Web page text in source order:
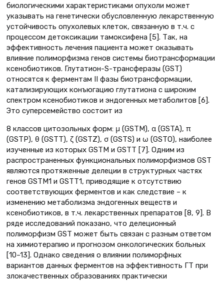
биологическими характеристиками опухоли может
указывать на генетически обусловленную лекарственную
устойчивость опухолевых клеток, связанную в т.ч. с
процессом детоксикации тамоксифена [5]. Так, на
эффективность лечения пациента может оказывать
влияние полиморфизма генов системы биотрансформации
ксенобиотиков. Глутатион-S-трансферазы (GST)
относятся к ферментам II фазы биотрансформации,
катализирующих конъюгацию глутатиона с широким
спектром ксенобиотиков и эндогенных метаболитов [6].
Это суперсемейство состоит из
8 классов цитозольных форм: μ (GSTM), α (GSTA), π
(GSTP), θ (GSTT), ζ (GSTZ), σ (GSTS) и ω (GSTO), наиболее
изученные из которых GSTM и GSTT [7]. Одним из
распространенных функциональных полиморфизмов GST
являются протяженные делеции в структурных частях
генов GSTM1 и GSTT1, приводящие к отсутствию
соответствующих ферментов и как следствие – к
изменению метаболизма эндогенных веществ и
ксенобиотиков, в т.ч. лекарственных препаратов [8, 9]. В
ряде исследований показано, что делеционный
полиморфизм GST может быть связан с разным ответом
на химиотерапию и прогнозом онкологических больных
[10–13]. Однако сведения о влиянии полиморфных
вариантов данных ферментов на эффективность ГТ при
злокачественных образованиях практически